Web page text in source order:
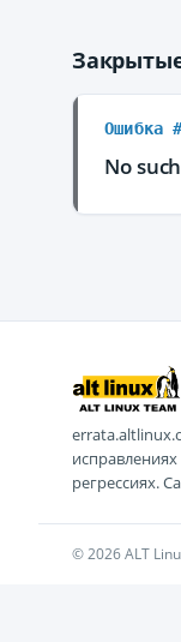
Ошибка
No
регрессиях.
© 2026 ALT